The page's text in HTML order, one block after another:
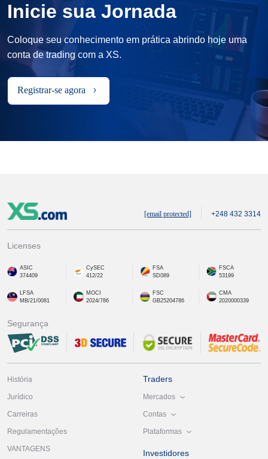
Inicie sua Jornada
Coloque seu conhecimento em prática abrindo hoje uma
conta de trading com a XS.
Registrar-se agora
[email protected] +248 432 3314
Licenses
ASIC
374409
CySEC
412/22
FSA
SD089
FSCA
53199
LFSA
MB/21/0081
MOCI
2024/786
FSC
GB25204786
CMA
2020000339
Segurança
História
Jurídico
Carreiras
Regulamentações
VANTAGENS
Traders
Mercados
Contas
Plataformas
Investidores